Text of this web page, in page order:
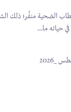
الضحية منفِّر؛ ذلك
حياته ما…